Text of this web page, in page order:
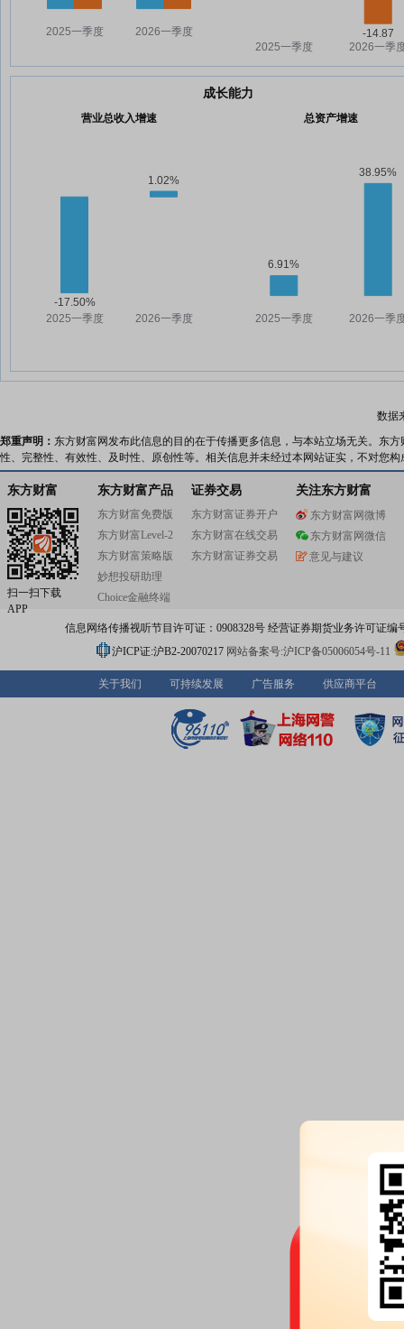
成长能力
营业总收入增速 总资产增速
数据
郑重声明： 东方财富网发布此信息的目的在于传播更多信息，与本站立场无关。东
性、完整性、有效性、及时性、原创性等。相关信息并未经过本网站证实，不对您
东方财富
扫一扫下载
APP
东方财富产品
东方财富免费版
东方财富Level-2
东方财富策略版
妙想投研助理
Choice金融终端
证券交易
东方财富证券开户
东方财富在线交易
东方财富证券交易
关注东方财富
东方财富网微博
东方财富网微信
意见与建议
信息网络传播视听节目许可证：0908328号 经营证券期货业务许可证编
沪ICP证:沪B2-20070217 网站备案号:沪ICP备05006054号-11
关于我们 可持续发展 广告服务 供应商平台